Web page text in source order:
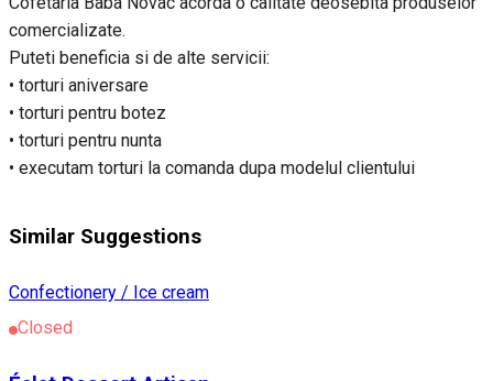
comercializate.
Puteti beneficia si de alte servicii:
• torturi aniversare
• torturi pentru botez
• torturi pentru nunta
• executam torturi la comanda dupa modelul clientului
Similar Suggestions
Confectionery / Ice cream
Closed